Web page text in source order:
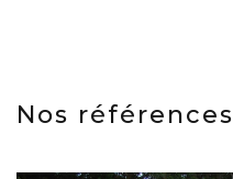
Nos références